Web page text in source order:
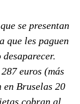
se presentan
que les paguen
euros (más
en Bruselas 20
cobran al